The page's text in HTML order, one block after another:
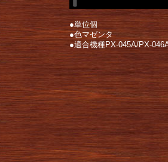
●単位個
●色マゼンタ
●適合機種PX-045A/PX-